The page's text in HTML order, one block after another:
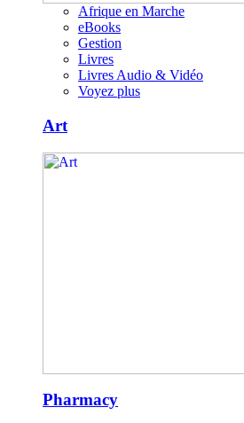
Afrique en Marche
eBooks
Gestion
Livres
Livres Audio & Vidéo
Voyez plus
Art
Pharmacy